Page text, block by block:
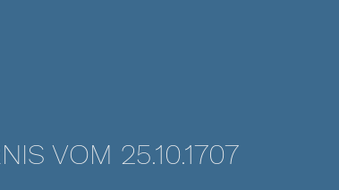
VOM 25.10.1707